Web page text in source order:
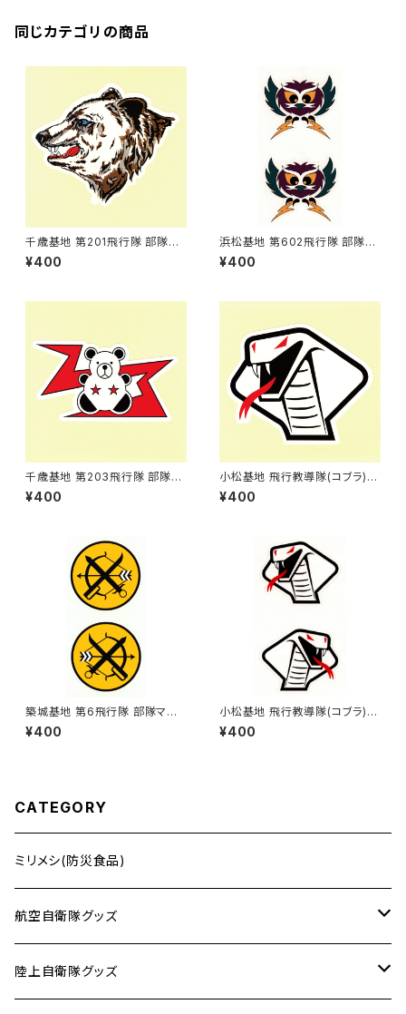
同じカテゴリの商品
千歳基地 第201飛行隊 部隊マ
ークステッカー
¥400
浜松基地 第602飛行隊 部隊マ
ークステッカー 小
¥400
千歳基地 第203飛行隊 部隊マ
ークステッカー
¥400
小松基地 飛行教導隊(コブラ)
部隊マークステッカー
¥400
築城基地 第6飛行隊 部隊マー
クステッカー 小
¥400
小松基地 飛行教導隊(コブラ)
部隊マークステッカー 小
¥400
CATEGORY
ミリメシ(防災食品)
航空自衛隊グッズ
タオル
陸上自衛隊グッズ